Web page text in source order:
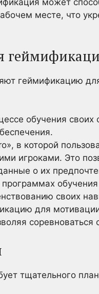
может
месте, что
геймификацию
обучения своих
в которой
игроками. Это
о их
своих
для
соревноваться
тщательного